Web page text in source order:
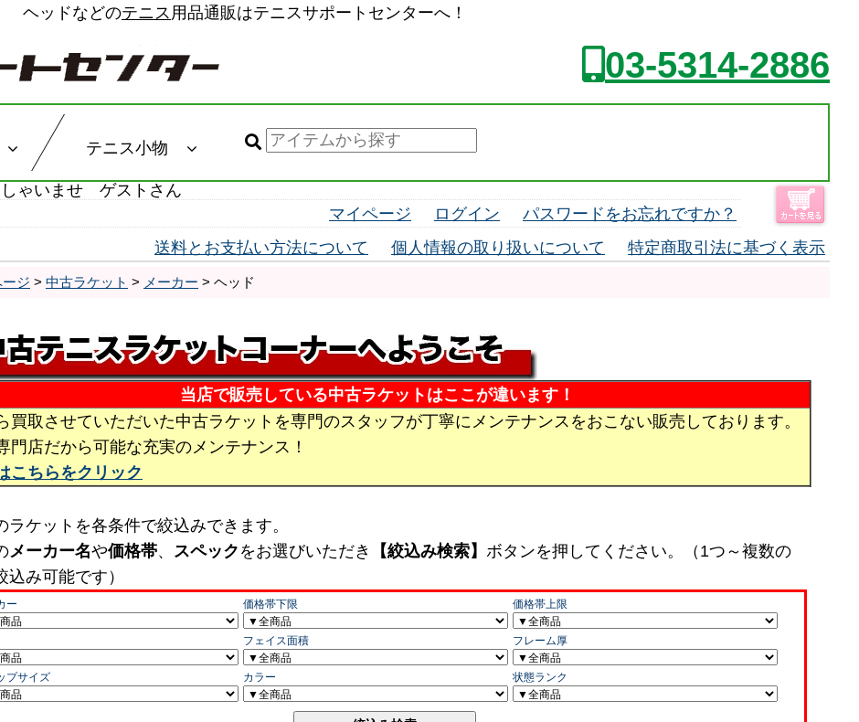
ヘッドなどのテニス用品通販はテニスサポートセンターへ！
03-5314-2886
テニス小物
しゃいませ ゲストさん
マイページ
ログイン
パスワードをお忘れですか？
送料とお支払い方法について
個人情報の取り扱いについて 特定商取引法に基づく表示
ージ > 中古ラケット > メーカー > ヘッド
当店で販売している中古ラケットはここが違います！
買取させていただいた中古ラケットを専門のスタッフが丁寧にメンテナンスをおこない販売しております。
門店だから可能な充実のメンテナンス！
こちらをクリック
ラケットを各条件で絞込みできます。
メーカー名や価格帯、 スペック をお選びいただき 【絞込み検索】 ボタンを押してください。（1つ～複数の
込み可能です）